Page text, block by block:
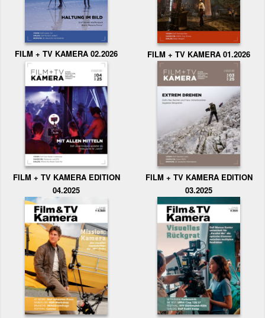
FILM + TV KAMERA 02.2026 FILM + TV KAMERA 01.2026
FILM + TV KAMERA EDITION
04.2025
FILM + TV KAMERA EDITION
03.2025